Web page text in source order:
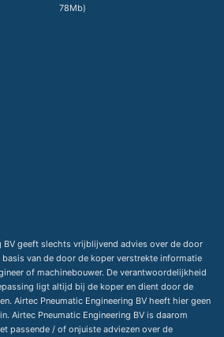
78Mb)
BV geeft slechts vrijblijvend advies over de door
van de door de koper verstrekte informatie
of machinebouwer. De verantwoordelijkheid
ligt altijd bij de koper en dient door de
Airtec Pneumatic Engineering BV heeft hier geen
Airtec Pneumatic Engineering BV is daarom
passende / of onjuiste adviezen over de